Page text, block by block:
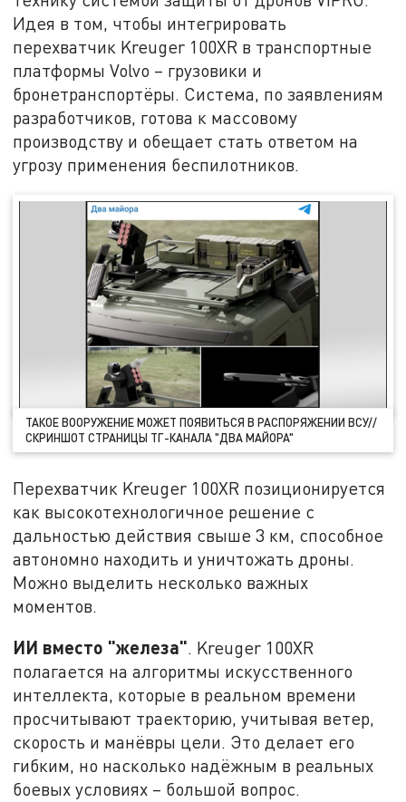
Идея в том, чтобы интегрировать
перехватчик Kreuger 100XR в транспортные
платформы Volvo – грузовики и
бронетранспортёры. Система, по заявлениям
разработчиков, готова к массовому
производству и обещает стать ответом на
угрозу применения беспилотников.
ТАКОЕ ВООРУЖЕНИЕ МОЖЕТ ПОЯВИТЬСЯ В РАСПОРЯЖЕНИИ ВСУ//
СКРИНШОТ СТРАНИЦЫ ТГ-КАНАЛА "ДВА МАЙОРА"
Перехватчик Kreuger 100XR позиционируется
как высокотехнологичное решение с
дальностью действия свыше 3 км, способное
автономно находить и уничтожать дроны.
Можно выделить несколько важных
моментов.
ИИ вместо "железа". Kreuger 100XR
полагается на алгоритмы искусственного
интеллекта, которые в реальном времени
просчитывают траекторию, учитывая ветер,
скорость и манёвры цели. Это делает его
гибким, но насколько надёжным в реальных
боевых условиях – большой вопрос.